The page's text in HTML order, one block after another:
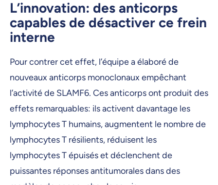
L’innovation: des anticorps
capables de désactiver ce frein
interne
Pour contrer cet effet, l’équipe a élaboré de
nouveaux anticorps monoclonaux empêchant
l’activité de SLAMF6. Ces anticorps ont produit des
effets remarquables: ils activent davantage les
lymphocytes T humains, augmentent le nombre de
lymphocytes T résilients, réduisent les
lymphocytes T épuisés et déclenchent de
puissantes réponses antitumorales dans des